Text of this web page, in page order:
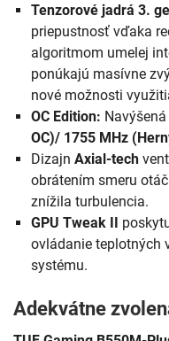
Tenzorové jadrá 3.
priepustnosť vďaka
algoritmom umelej
ponúkajú masívne
nové možnosti
OC Edition:
OC)/ 1755 MHz
Dizajn Axial-tech
obrátením smeru
znížila turbulencia.
GPU Tweak II
ovládanie teplotných
systému.
Adekvátne